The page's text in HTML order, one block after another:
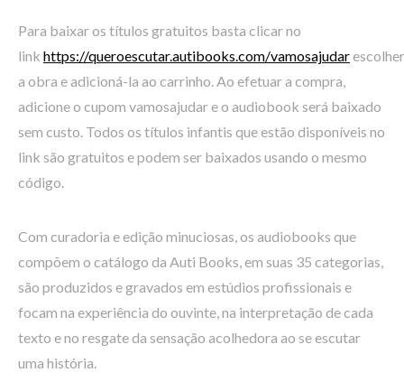
Para baixar os títulos gratuitos basta clicar no
link https://queroescutar.autibooks.com/vamosajudarescolher
a obra e adicioná-la ao carrinho. Ao efetuar a compra,
adicione o cupom vamosajudar e o audiobook será baixado
sem custo. Todos os títulos infantis que estão disponíveis no
link são gratuitos e podem ser baixados usando o mesmo
código.
Com curadoria e edição minuciosas, os audiobooks que
compõem o catálogo da Auti Books, em suas 35 categorias,
são produzidos e gravados em estúdios profissionais e
focam na experiência do ouvinte, na interpretação de cada
texto e no resgate da sensação acolhedora ao se escutar
uma história.